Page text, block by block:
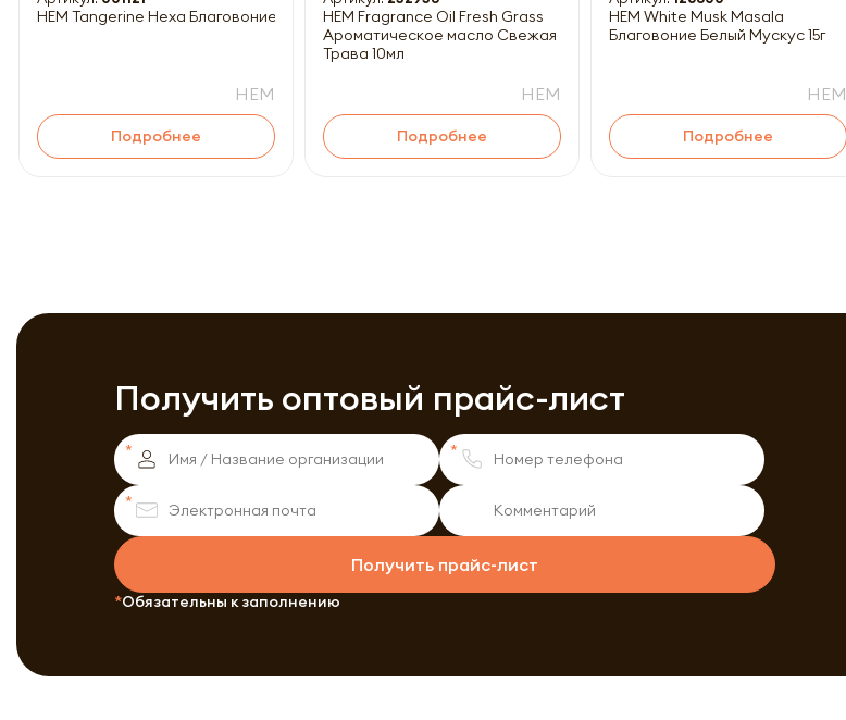
HEM Tangerine Hexa Благовоние Мандарин 20шт
HEM
Подробнее
HEM Fragrance Oil Fresh Grass
Ароматическое масло Свежая
Трава 10мл
HEM
Подробнее
HEM White Musk Masala
Благовоние Белый Мускус 15г
HEM
Подробнее
Получить оптовый прайс-лист
Получить прайс-лист
Обязательны к заполнению